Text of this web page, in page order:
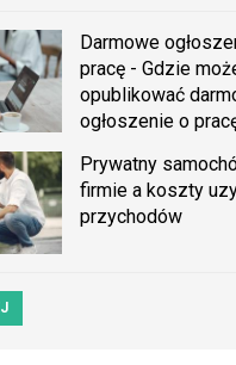
Darmowe
pracę - Gdzie
opublikować
ogłoszenie o
Prywatny
firmie a koszty
przychodów